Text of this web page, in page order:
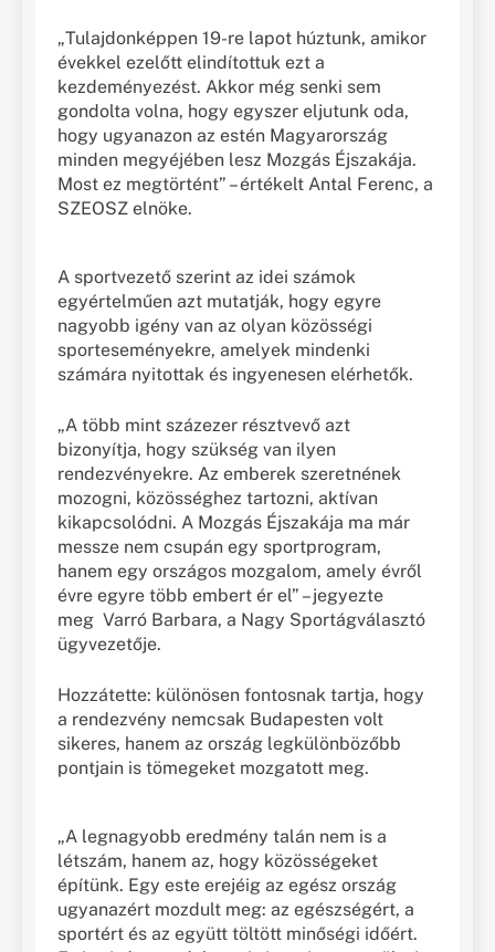
„Tulajdonképpen 19-re lapot húztunk, amikor
évekkel ezelőtt elindítottuk ezt a
kezdeményezést. Akkor még senki sem
gondolta volna, hogy egyszer eljutunk oda,
hogy ugyanazon az estén Magyarország
minden megyéjében lesz Mozgás Éjszakája.
Most ez megtörtént” – értékelt Antal Ferenc, a
SZEOSZ elnöke.
A sportvezető szerint az idei számok
egyértelműen azt mutatják, hogy egyre
nagyobb igény van az olyan közösségi
sporteseményekre, amelyek mindenki
számára nyitottak és ingyenesen elérhetők.
„A több mint százezer résztvevő azt
bizonyítja, hogy szükség van ilyen
rendezvényekre. Az emberek szeretnének
mozogni, közösséghez tartozni, aktívan
kikapcsolódni. A Mozgás Éjszakája ma már
messze nem csupán egy sportprogram,
hanem egy országos mozgalom, amely évről
évre egyre több embert ér el” – jegyezte
meg Varró Barbara, a Nagy Sportágválasztó
ügyvezetője.
Hozzátette: különösen fontosnak tartja, hogy
a rendezvény nemcsak Budapesten volt
sikeres, hanem az ország legkülönbözőbb
pontjain is tömegeket mozgatott meg.
„A legnagyobb eredmény talán nem is a
létszám, hanem az, hogy közösségeket
építünk. Egy este erejéig az egész ország
ugyanazért mozdult meg: az egészségért, a
sportért és az együtt töltött minőségi időért.